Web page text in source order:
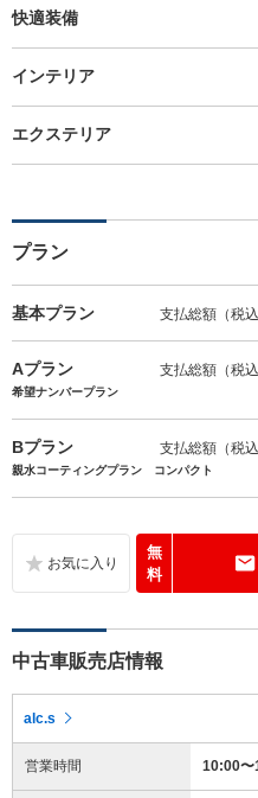
快適装備
インテリア
エクステリア
プラン
基本プラン 支払総額（税
Aプラン 支払総額（税込
希望ナンバープラン
Bプラン 支払総額（税込
親水コーティングプラン コンパクト
無
料
中古車販売店情報
alc.s
営業時間 10:00〜